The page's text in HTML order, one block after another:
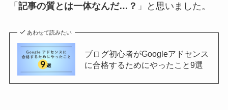
「 記事の質とは一体なんだ…？ 」と思いました。
あわせて読みたい
ブログ初心者がGoogleアドセンス
に合格するためにやったこと9選